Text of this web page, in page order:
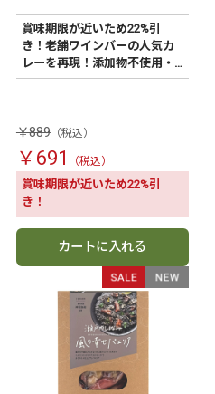
賞味期限が近いため22%引
き！老舗ワインバーの人気カ
レーを再現！添加物不使用・
こだわりの食材を使ったワイ
￥889
￥691
賞味期限が近いため22%引
き！
カートに入れる